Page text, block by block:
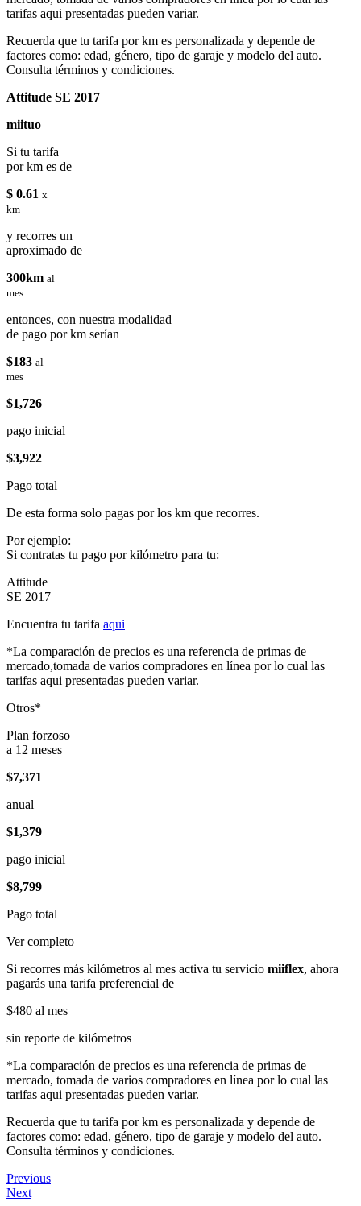
tarifas aqui presentadas pueden variar.
Recuerda que tu tarifa por km es personalizada y depende de
factores como: edad, género, tipo de garaje y modelo del auto.
Consulta términos y condiciones.
Attitude SE 2017
miituo
Si tu tarifa
por km es de
$ 0.61 x
km
y recorres un
aproximado de
300km al
mes
entonces, con nuestra modalidad
de pago por km serían
$183 al
mes
$1,726
pago inicial
$3,922
Pago total
De esta forma solo pagas por los km que recorres.
Por ejemplo:
Si contratas tu pago por kilómetro para tu:
Attitude
SE 2017
Encuentra tu tarifa aqui
*La comparación de precios es una referencia de primas de
mercado,tomada de varios compradores en línea por lo cual las
tarifas aqui presentadas pueden variar.
Otros*
Plan forzoso
a 12 meses
$7,371
anual
$1,379
pago inicial
$8,799
Pago total
Ver completo
Si recorres más kilómetros al mes activa tu servicio miiflex, ahora
pagarás una tarifa preferencial de
$480 al mes
sin reporte de kilómetros
*La comparación de precios es una referencia de primas de
mercado, tomada de varios compradores en línea por lo cual las
tarifas aqui presentadas pueden variar.
Recuerda que tu tarifa por km es personalizada y depende de
factores como: edad, género, tipo de garaje y modelo del auto.
Consulta términos y condiciones.
Previous
Next